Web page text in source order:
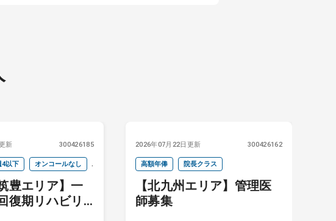
新 300426185
4以下 オンコールなし
豊エリア】一
復期リハビリ
2026年07月22日更新 300426162
高額年俸 院長クラス
【北九州エリア】管理医
師募集